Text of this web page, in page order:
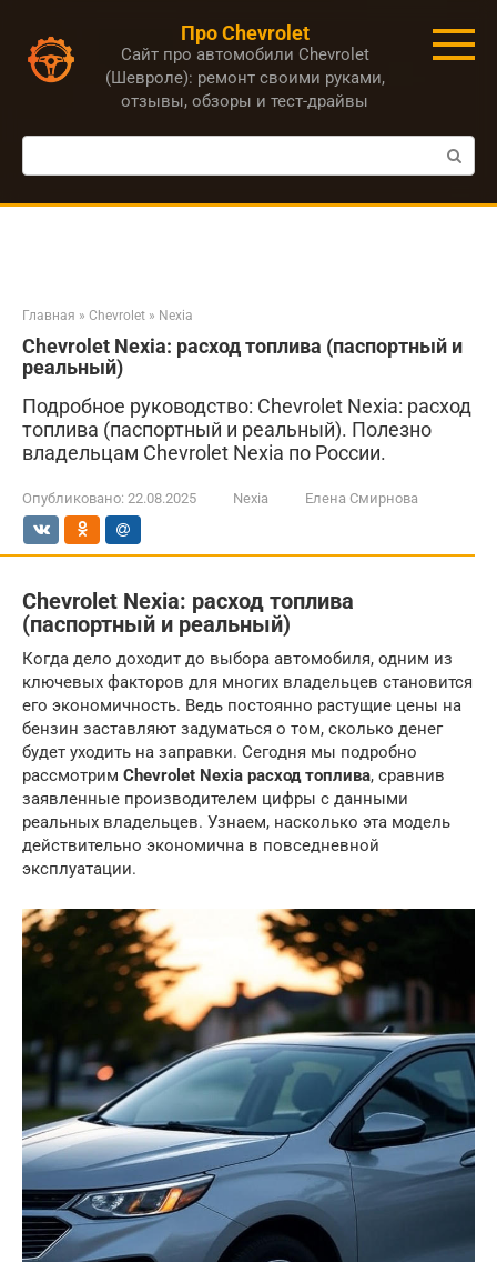
контенту
Про Chevrolet
Сайт про автомобили Chevrolet
(Шевроле): ремонт своими руками,
отзывы, обзоры и тест-драйвы
Поиск:
Главная » Chevrolet » Nexia
Chevrolet Nexia: расход топлива (паспортный и
реальный)
Подробное руководство: Chevrolet Nexia: расход
топлива (паспортный и реальный). Полезно
владельцам Chevrolet Nexia по России.
Опубликовано: 22.08.2025 Nexia Елена Смирнова
Chevrolet Nexia: расход топлива
(паспортный и реальный)
Когда дело доходит до выбора автомобиля, одним из
ключевых факторов для многих владельцев становится
его экономичность. Ведь постоянно растущие цены на
бензин заставляют задуматься о том, сколько денег
будет уходить на заправки. Сегодня мы подробно
рассмотрим Chevrolet Nexia расход топлива, сравнив
заявленные производителем цифры с данными
реальных владельцев. Узнаем, насколько эта модель
действительно экономична в повседневной
эксплуатации.